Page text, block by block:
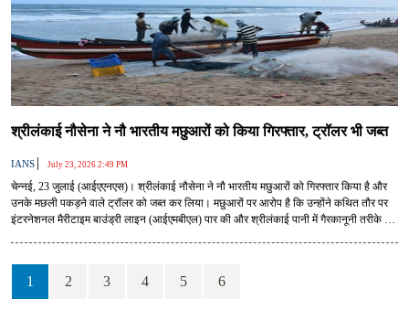
श्रीलंकाई नौसेना ने नौ भारतीय मछुआरों को किया गिरफ्तार, ट्रॉलर भी जब्त
IANS | July 23, 2026 2:49 PM
चेन्नई, 23 जुलाई (आईएएनएस)। श्रीलंकाई नौसेना ने नौ भारतीय मछुआरों को गिरफ्तार किया है और
उनके मछली पकड़ने वाले ट्रॉलर को जब्त कर लिया। मछुआरों पर आरोप है कि उन्होंने कथित तौर पर
इंटरनेशनल मैरीटाइम बाउंड्री लाइन (आईएमबीएल) पार की और श्रीलंकाई पानी में गैरकानूनी तरीके से
1 2 3 4 5 6